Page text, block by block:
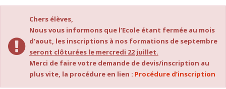
Chers élèves,
Nous vous informons que l’Ecole étant fermée au mois
d’aout, les inscriptions à nos formations de septembre
seront clôturées le mercredi 22 juillet.
Merci de faire votre demande de devis/inscription au
plus vite, la procédure en lien : Procédure d’inscription